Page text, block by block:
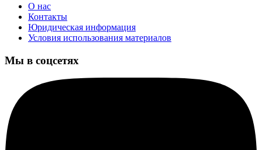
О нас
Контакты
Юридическая информация
Условия использования материалов
Мы в соцсетях